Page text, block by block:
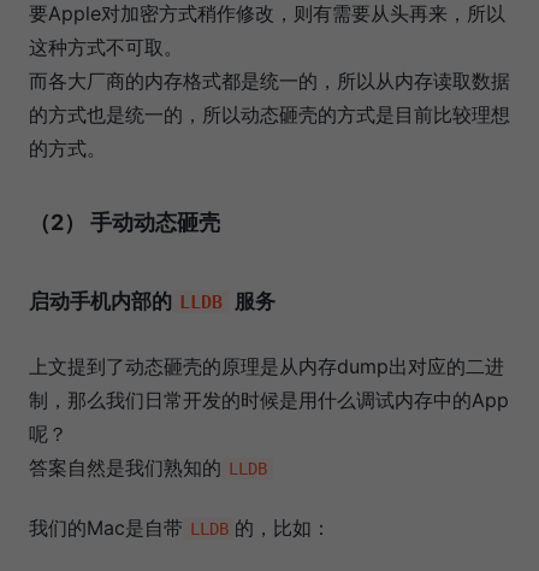
要Apple对加密方式稍作修改，则有需要从头再来，所以
这种方式不可取。
而各大厂商的内存格式都是统一的，所以从内存读取数据
的方式也是统一的，所以动态砸壳的方式是目前比较理想
的方式。
（2） 手动动态砸壳
启动手机内部的 LLDB 服务
上文提到了动态砸壳的原理是从内存dump出对应的二进
制，那么我们日常开发的时候是用什么调试内存中的App
呢？
答案自然是我们熟知的 LLDB
我们的Mac是自带 LLDB 的，比如：